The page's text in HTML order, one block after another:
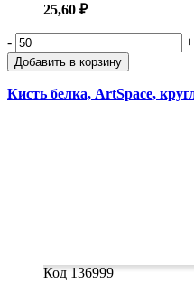
25,60 ₽
- +
Добавить в корзину
Кисть белка, ArtSpace,
Код 136999